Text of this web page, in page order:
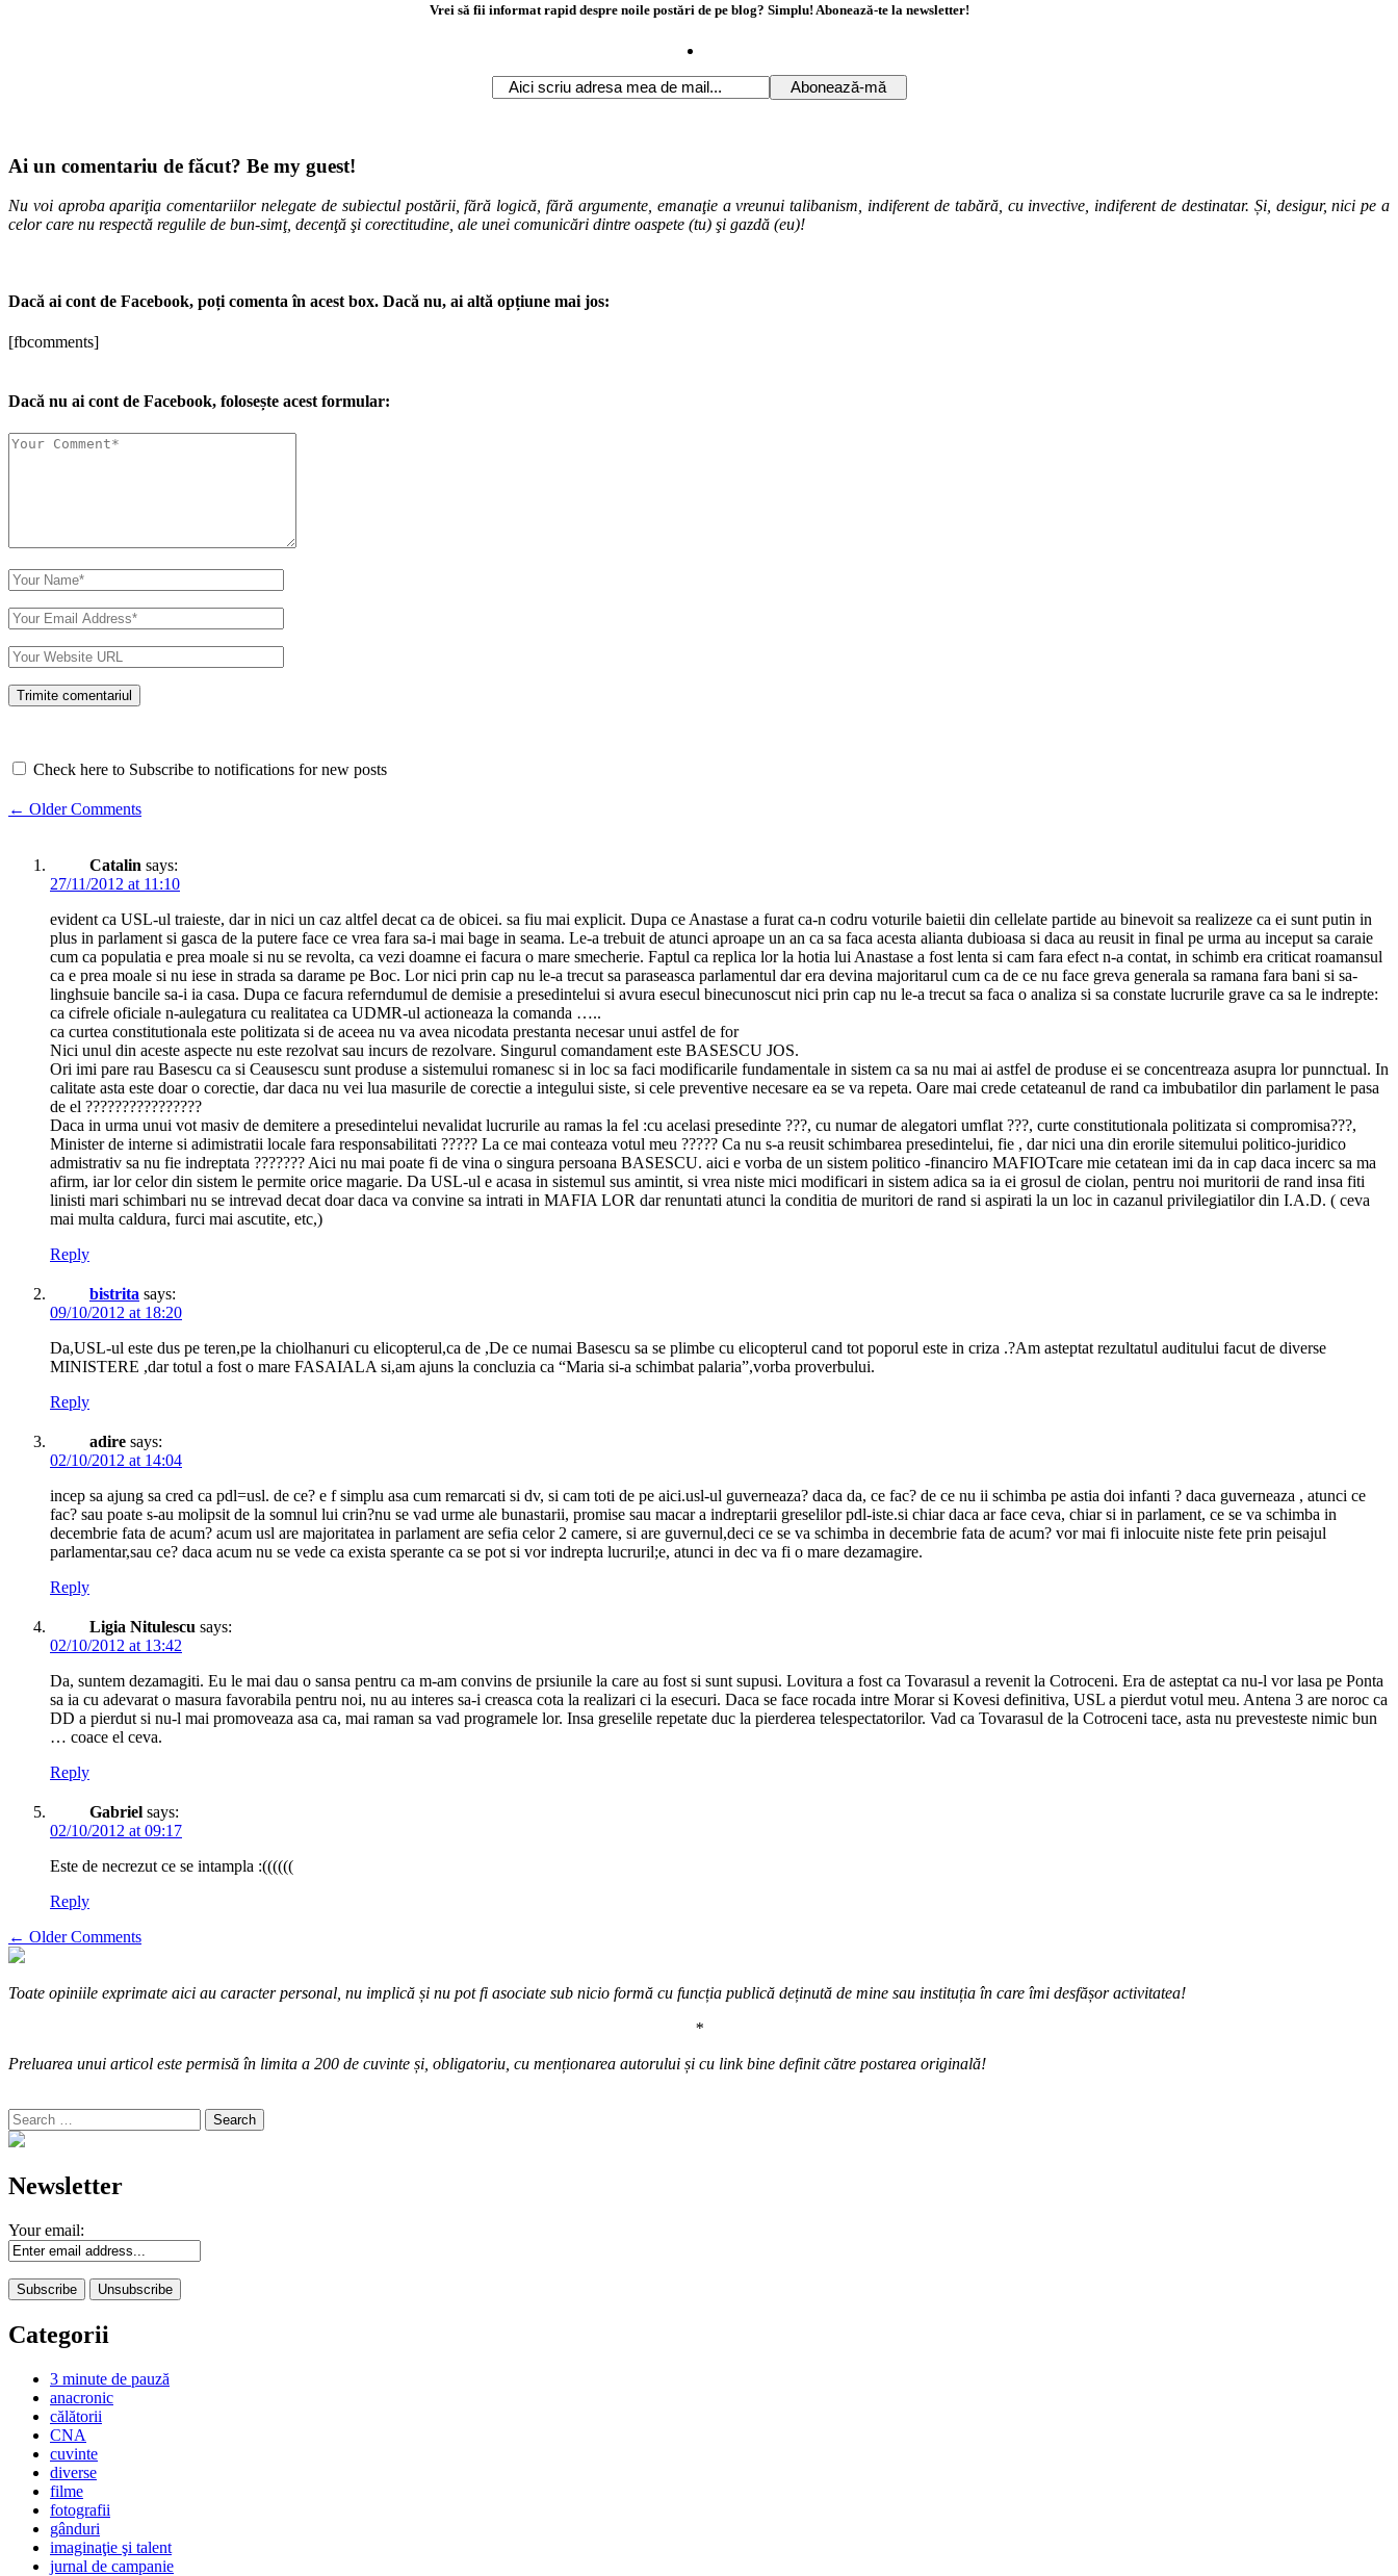
Vrei să fii informat rapid despre noile postări de pe blog? Simplu! Abonează-te la newsletter!
Ai un comentariu de făcut? Be my guest!
Nu voi aproba apariţia comentariilor nelegate de subiectul postării, fără logică, fără argumente, emanaţie a vreunui talibanism, indiferent de tabără, cu invective, indiferent de destinatar. Și, desigur, nici pe a
celor care nu respectă regulile de bun-simţ, decenţă şi corectitudine, ale unei comunicări dintre oaspete (tu) şi gazdă (eu)!
Dacă ai cont de Facebook, poți comenta în acest box. Dacă nu, ai altă opțiune mai jos:
[fbcomments]
Dacă nu ai cont de Facebook, folosește acest formular:
Check here to Subscribe to notifications for new posts
Comment
← Older Comments
Catalin says:
27/11/2012 at 11:10
evident ca USL-ul traieste, dar in nici un caz altfel decat ca de obicei. sa fiu mai explicit. Dupa ce Anastase a furat ca-n codru voturile baietii din cellelate partide au binevoit sa realizeze ca ei sunt putin in
plus in parlament si gasca de la putere face ce vrea fara sa-i mai bage in seama. Le-a trebuit de atunci aproape un an ca sa faca acesta alianta dubioasa si daca au reusit in final pe urma au inceput sa caraie
cum ca populatia e prea moale si nu se revolta, ca vezi doamne ei facura o mare smecherie. Faptul ca replica lor la hotia lui Anastase a fost lenta si cam fara efect n-a contat, in schimb era criticat roamansul
ca e prea moale si nu iese in strada sa darame pe Boc. Lor nici prin cap nu le-a trecut sa paraseasca parlamentul dar era devina majoritarul cum ca de ce nu face greva generala sa ramana fara bani si sa-
linghsuie bancile sa-i ia casa. Dupa ce facura referndumul de demisie a presedintelui si avura esecul binecunoscut nici prin cap nu le-a trecut sa faca o analiza si sa constate lucrurile grave ca sa le indrepte:
ca cifrele oficiale n-aulegatura cu realitatea ca UDMR-ul actioneaza la comanda …..
ca curtea constitutionala este politizata si de aceea nu va avea nicodata prestanta necesar unui astfel de for
Nici unul din aceste aspecte nu este rezolvat sau incurs de rezolvare. Singurul comandament este BASESCU JOS.
Ori imi pare rau Basescu ca si Ceausescu sunt produse a sistemului romanesc si in loc sa faci modificarile fundamentale in sistem ca sa nu mai ai astfel de produse ei se concentreaza asupra lor punnctual. In
calitate asta este doar o corectie, dar daca nu vei lua masurile de corectie a integului siste, si cele preventive necesare ea se va repeta. Oare mai crede cetateanul de rand ca imbubatilor din parlament le pasa
de el ????????????????
Daca in urma unui vot masiv de demitere a presedintelui nevalidat lucrurile au ramas la fel :cu acelasi presedinte ???, cu numar de alegatori umflat ???, curte constitutionala politizata si compromisa???,
Minister de interne si adimistratii locale fara responsabilitati ????? La ce mai conteaza votul meu ????? Ca nu s-a reusit schimbarea presedintelui, fie , dar nici una din erorile sitemului politico-juridico
admistrativ sa nu fie indreptata ??????? Aici nu mai poate fi de vina o singura persoana BASESCU. aici e vorba de un sistem politico -financiro MAFIOTcare mie cetatean imi da in cap daca incerc sa ma
afirm, iar lor celor din sistem le permite orice magarie. Da USL-ul e acasa in sistemul sus amintit, si vrea niste mici modificari in sistem adica sa ia ei grosul de ciolan, pentru noi muritorii de rand insa fiti
linisti mari schimbari nu se intrevad decat doar daca va convine sa intrati in MAFIA LOR dar renuntati atunci la conditia de muritori de rand si aspirati la un loc in cazanul privilegiatilor din I.A.D. ( ceva
mai multa caldura, furci mai ascutite, etc,)
Reply
bistrita says:
09/10/2012 at 18:20
Da,USL-ul este dus pe teren,pe la chiolhanuri cu elicopterul,ca de ,De ce numai Basescu sa se plimbe cu elicopterul cand tot poporul este in criza .?Am asteptat rezultatul auditului facut de diverse
MINISTERE ,dar totul a fost o mare FASAIALA si,am ajuns la concluzia ca “Maria si-a schimbat palaria”,vorba proverbului.
Reply
adire says:
02/10/2012 at 14:04
incep sa ajung sa cred ca pdl=usl. de ce? e f simplu asa cum remarcati si dv, si cam toti de pe aici.usl-ul guverneaza? daca da, ce fac? de ce nu ii schimba pe astia doi infanti ? daca guverneaza , atunci ce
fac? sau poate s-au molipsit de la somnul lui crin?nu se vad urme ale bunastarii, promise sau macar a indreptarii greselilor pdl-iste.si chiar daca ar face ceva, chiar si in parlament, ce se va schimba in
decembrie fata de acum? acum usl are majoritatea in parlament are sefia celor 2 camere, si are guvernul,deci ce se va schimba in decembrie fata de acum? vor mai fi inlocuite niste fete prin peisajul
parlamentar,sau ce? daca acum nu se vede ca exista sperante ca se pot si vor indrepta lucruril;e, atunci in dec va fi o mare dezamagire.
Reply
Ligia Nitulescu says:
02/10/2012 at 13:42
Da, suntem dezamagiti. Eu le mai dau o sansa pentru ca m-am convins de prsiunile la care au fost si sunt supusi. Lovitura a fost ca Tovarasul a revenit la Cotroceni. Era de asteptat ca nu-l vor lasa pe Ponta
sa ia cu adevarat o masura favorabila pentru noi, nu au interes sa-i creasca cota la realizari ci la esecuri. Daca se face rocada intre Morar si Kovesi definitiva, USL a pierdut votul meu. Antena 3 are noroc ca
DD a pierdut si nu-l mai promoveaza asa ca, mai raman sa vad programele lor. Insa greselile repetate duc la pierderea telespectatorilor. Vad ca Tovarasul de la Cotroceni tace, asta nu prevesteste nimic bun
… coace el ceva.
Reply
Gabriel says:
02/10/2012 at 09:17
Este de necrezut ce se intampla :((((((
Reply
Comment
navigation
← Older Comments
Toate opiniile exprimate aici au caracter personal, nu implică și nu pot fi asociate sub nicio formă cu funcția publică deținută de mine sau instituția în care îmi desfășor activitatea!
*
Preluarea unui articol este permisă în limita a 200 de cuvinte și, obligatoriu, cu menționarea autorului și cu link bine definit către postarea originală!
Search
for:
Newsletter
Your email:
Categorii
3 minute de pauză
anacronic
călătorii
CNA
cuvinte
diverse
filme
fotografii
gânduri
imaginaţie şi talent
jurnal de campanie